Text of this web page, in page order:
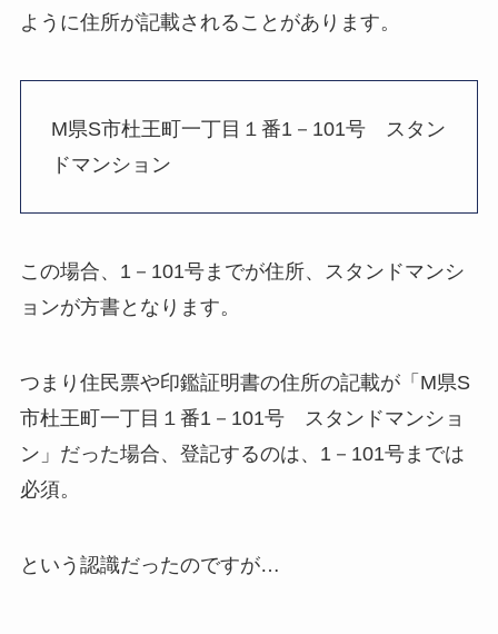
ように住所が記載されることがあります。
M県S市杜王町一丁目１番1－101号 スタン
ドマンション
この場合、1－101号までが住所、スタンドマンシ
ョンが方書となります。
つまり住民票や印鑑証明書の住所の記載が「M県S
市杜王町一丁目１番1－101号 スタンドマンショ
ン」だった場合、登記するのは、1－101号までは
必須。
という認識だったのですが…